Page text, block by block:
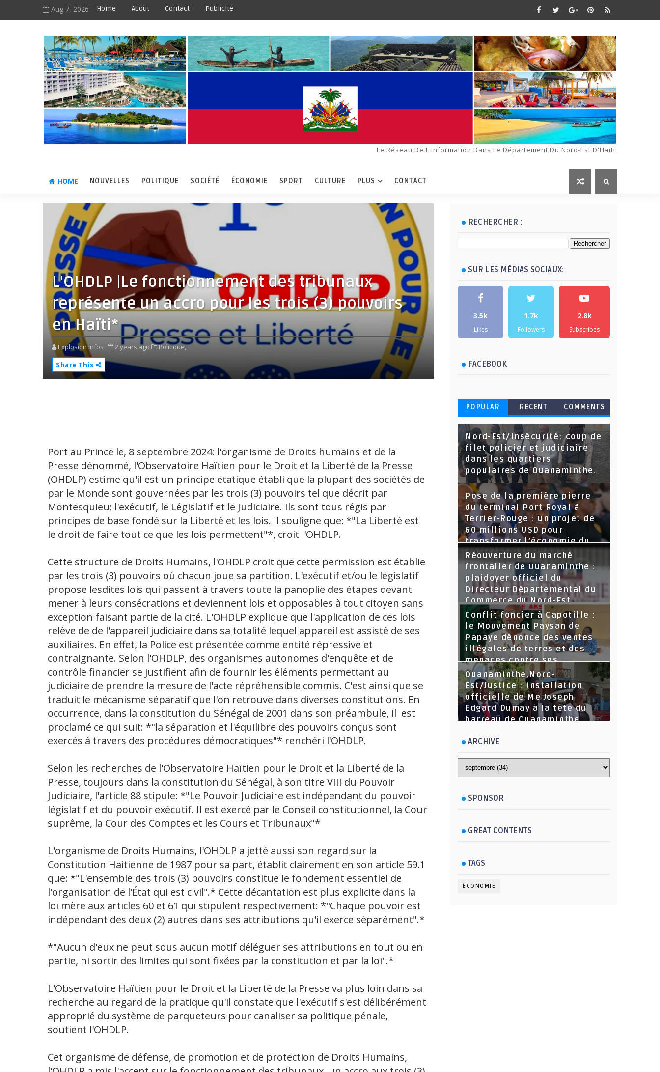
Aug 7, 2026 Home About Contact Publicité
Le Réseau De L'Information Dans Le Département Du Nord-Est D'Haiti.
HOME NOUVELLES POLITIQUE SOCIÉTÉ ÉCONOMIE SPORT CULTURE PLUS CONTACT
L'OHDLP |Le fonctionnement des tribunaux
représente un accro pour les trois (3) pouvoirs
en Haïti*
Explosion Infos 2 years ago
Politique,
Share This
Port au Prince le, 8 septembre 2024: l'organisme de Droits humains et de la
Presse dénommé, l'Observatoire Haïtien pour le Droit et la Liberté de la Presse
(OHDLP) estime qu'il est un principe étatique établi que la plupart des sociétés de
par le Monde sont gouvernées par les trois (3) pouvoirs tel que décrit par
Montesquieu; l'exécutif, le Législatif et le Judiciaire. Ils sont tous régis par
principes de base fondé sur la Liberté et les lois. Il souligne que: *"La Liberté est
le droit de faire tout ce que les lois permettent"*, croit l'OHDLP.
Cette structure de Droits Humains, l'OHDLP croit que cette permission est établie
par les trois (3) pouvoirs où chacun joue sa partition. L'exécutif et/ou le législatif
propose lesdites lois qui passent à travers toute la panoplie des étapes devant
mener à leurs consécrations et deviennent lois et opposables à tout citoyen sans
exception faisant partie de la cité. L'OHDLP explique que l'application de ces lois
relève de de l'appareil judiciaire dans sa totalité lequel appareil est assisté de ses
auxiliaires. En effet, la Police est présentée comme entité répressive et
contraignante. Selon l'OHDLP, des organismes autonomes d'enquête et de
contrôle financier se justifient afin de fournir les éléments permettant au
judiciaire de prendre la mesure de l'acte répréhensible commis. C'est ainsi que se
traduit le mécanisme séparatif que l'on retrouve dans diverses constitutions. En
occurrence, dans la constitution du Sénégal de 2001 dans son préambule, il est
proclamé ce qui suit: *"la séparation et l'équilibre des pouvoirs conçus sont
exercés à travers des procédures démocratiques"* renchéri l'OHDLP.
Selon les recherches de l'Observatoire Haïtien pour le Droit et la Liberté de la
Presse, toujours dans la constitution du Sénégal, à son titre VIII du Pouvoir
Judiciaire, l'article 88 stipule: *"Le Pouvoir Judiciaire est indépendant du pouvoir
législatif et du pouvoir exécutif. Il est exercé par le Conseil constitutionnel, la Cour
suprême, la Cour des Comptes et les Cours et Tribunaux"*
L'organisme de Droits Humains, l'OHDLP a jetté aussi son regard sur la
Constitution Haitienne de 1987 pour sa part, établit clairement en son article 59.1
que: *"L'ensemble des trois (3) pouvoirs constitue le fondement essentiel de
l'organisation de l'État qui est civil".* Cette décantation est plus explicite dans la
loi mère aux articles 60 et 61 qui stipulent respectivement: *"Chaque pouvoir est
indépendant des deux (2) autres dans ses attributions qu'il exerce séparément".*
*"Aucun d'eux ne peut sous aucun motif déléguer ses attributions en tout ou en
partie, ni sortir des limites qui sont fixées par la constitution et par la loi".*
L'Observatoire Haïtien pour le Droit et la Liberté de la Presse va plus loin dans sa
recherche au regard de la pratique qu'il constate que l'exécutif s'est délibérément
approprié du système de parqueteurs pour canaliser sa politique pénale,
soutient l'OHDLP.
Cet organisme de défense, de promotion et de protection de Droits Humains,
RECHERCHER :
SUR LES MÉDIAS SOCIAUX:
3.5k
Likes
1.7k
Followers
2.8k
Subscribes
FACEBOOK
POPULAR RECENT COMMENTS
Nord-Est/Insécurité: coup de
filet policier et judiciaire
dans les quartiers
populaires de Ouanaminthe.
Pose de la première pierre
du terminal Port Royal à
Terrier-Rouge : un projet de
60 millions USD pour
transformer l’économie du
Nord-Est
Réouverture du marché
frontalier de Ouanaminthe :
plaidoyer officiel du
Directeur Départemental du
Commerce du Nord-Est.
Conflit foncier à Capotille :
le Mouvement Paysan de
Papaye dénonce des ventes
illégales de terres et des
menaces contre ses
dirigeants
Ouanaminthe,Nord-
Est/Justice : installation
officielle de Me Joseph
Edgard Dumay à la tête du
barreau de Ouanaminthe.
ARCHIVE
SPONSOR
GREAT CONTENTS
TAGS
ÉCONOMIE